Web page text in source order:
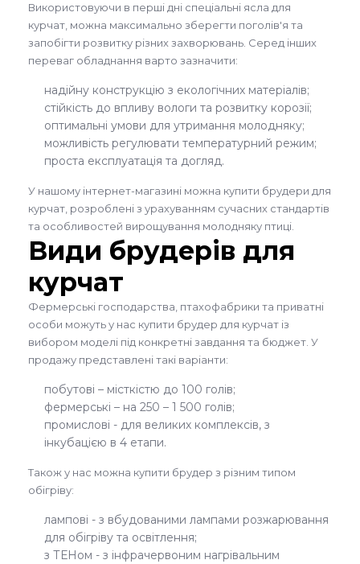
Використовуючи в перші дні спеціальні ясла для
курчат, можна максимально зберегти поголів'я та
запобігти розвитку різних захворювань. Серед інших
переваг обладнання варто зазначити:
надійну конструкцію з екологічних матеріалів;
стійкість до впливу вологи та розвитку корозії;
оптимальні умови для утримання молодняку;
можливість регулювати температурний режим;
проста експлуатація та догляд.
У нашому інтернет-магазині можна купити брудери для
курчат, розроблені з урахуванням сучасних стандартів
та особливостей вирощування молодняку птиці.
Види брудерів для
курчат
Фермерські господарства, птахофабрики та приватні
особи можуть у нас купити брудер для курчат із
вибором моделі під конкретні завдання та бюджет. У
продажу представлені такі варіанти:
побутові – місткістю до 100 голів;
фермерські – на 250 – 1 500 голів;
промислові - для великих комплексів, з
інкубацією в 4 етапи.
Також у нас можна купити брудер з різним типом
обігріву:
лампові - з вбудованими лампами розжарювання
для обігріву та освітлення;
з ТЕНом - з інфрачервоним нагрівальним